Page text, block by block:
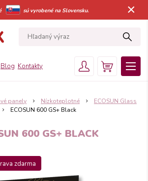
sú vyrobené na Slovensku. ×
Blog Kontakty
panely Nízkoteplotné
ECOSUN Glass
ECOSUN 600 GS+ Black
600 GS+ BLACK
zdarma